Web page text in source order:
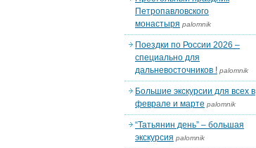
Петропавловского
монастыря palomnik
Поездки по России 2026 –
специально для
дальневосточников ! palomnik
Большие экскурсии для всех в
феврале и марте palomnik
“Татьянин день” – большая
экскурсия palomnik